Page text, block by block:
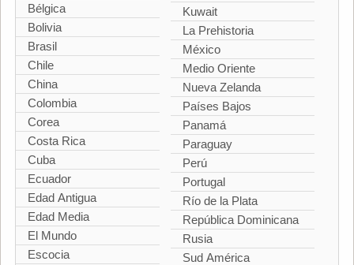
Bélgica
Bolivia
Brasil
Chile
China
Colombia
Corea
Costa Rica
Cuba
Ecuador
Edad Antigua
Edad Media
El Mundo
Escocia
Kuwait
La Prehistoria
México
Medio Oriente
Nueva Zelanda
Países Bajos
Panamá
Paraguay
Perú
Portugal
Río de la Plata
República Dominicana
Rusia
Sud América